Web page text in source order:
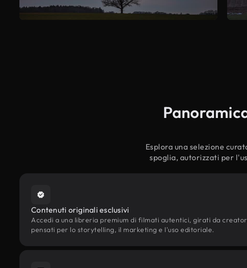
Esplora una selezione
spoglia, autorizzati per
Contenuti originali esclusivi
Accedi a una libreria premium di filmati autentici, girati da
pensati per lo storytelling, il marketing e l'uso editoriale.